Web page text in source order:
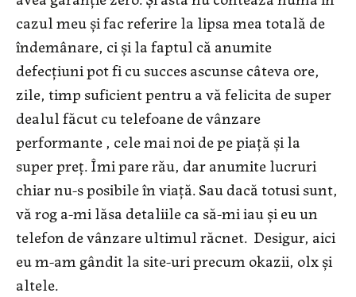
cazul meu și fac referire la lipsa mea totală de
îndemânare, ci și la faptul că anumite
defecțiuni pot fi cu succes ascunse câteva ore,
zile, timp suficient pentru a vă felicita de super
dealul făcut cu telefoane de vânzare
performante , cele mai noi de pe piață și la
super preț. Îmi pare rău, dar anumite lucruri
chiar nu-s posibile în viață. Sau dacă totusi sunt,
vă rog a-mi lăsa detaliile ca să-mi iau și eu un
telefon de vânzare ultimul răcnet. Desigur, aici
eu m-am gândit la site-uri precum okazii, olx și
altele.